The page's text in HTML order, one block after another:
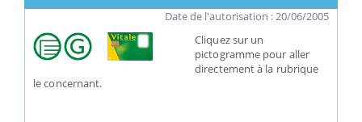
Date de l'autorisation : 20/06/2005
Cliquez sur un
pictogramme pour aller
directement à la rubrique
le concernant.